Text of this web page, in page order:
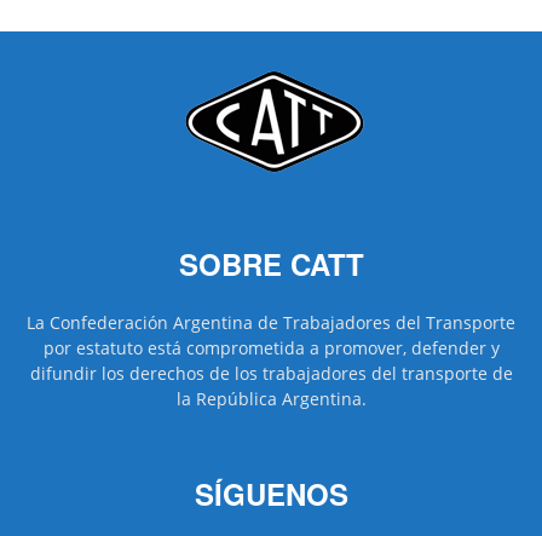
SOBRE CATT
La Confederación Argentina de Trabajadores del Transporte
por estatuto está comprometida a promover, defender y
difundir los derechos de los trabajadores del transporte de
la República Argentina.
SÍGUENOS